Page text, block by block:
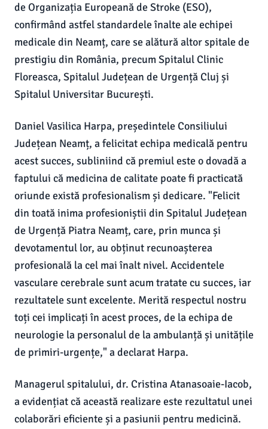
de Organizația Europeană de Stroke (ESO),
confirmând astfel standardele înalte ale echipei
medicale din Neamț, care se alătură altor spitale de
prestigiu din România, precum Spitalul Clinic
Floreasca, Spitalul Județean de Urgență Cluj și
Spitalul Universitar București.
Daniel Vasilica Harpa, președintele Consiliului
Județean Neamț, a felicitat echipa medicală pentru
acest succes, subliniind că premiul este o dovadă a
faptului că medicina de calitate poate fi practicată
oriunde există profesionalism și dedicare. "Felicit
din toată inima profesioniștii din Spitalul Județean
de Urgență Piatra Neamț, care, prin munca și
devotamentul lor, au obținut recunoașterea
profesională la cel mai înalt nivel. Accidentele
vasculare cerebrale sunt acum tratate cu succes, iar
rezultatele sunt excelente. Merită respectul nostru
toți cei implicați în acest proces, de la echipa de
neurologie la personalul de la ambulanță și unitățile
de primiri-urgențe," a declarat Harpa.
Managerul spitalului, dr. Cristina Atanasoaie-Iacob,
a evidențiat că această realizare este rezultatul unei
colaborări eficiente și a pasiunii pentru medicină.